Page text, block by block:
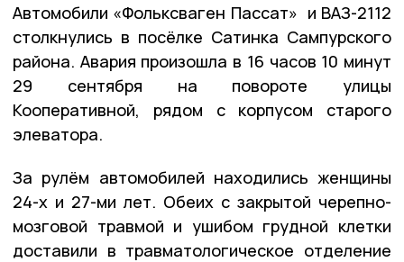
Автомобили «Фольксваген Пассат» и ВАЗ-2112
столкнулись в посёлке Сатинка Сампурского
района. Авария произошла в 16 часов 10 минут
29 сентября на повороте улицы
Кооперативной, рядом с корпусом старого
элеватора.
За рулём автомобилей находились женщины
24-х и 27-ми лет. Обеих с закрытой черепно-
мозговой травмой и ушибом грудной клетки
доставили в травматологическое отделение